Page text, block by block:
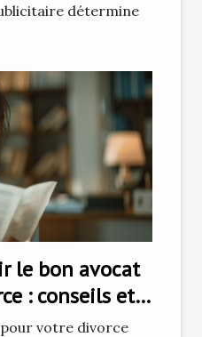
détermine
le bon avocat
: conseils et
votre divorce